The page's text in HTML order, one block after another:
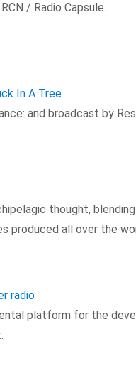
/ Radio Capsule.
In A Tree
and broadcast by
thought,
produced all over the
radio
platform for the